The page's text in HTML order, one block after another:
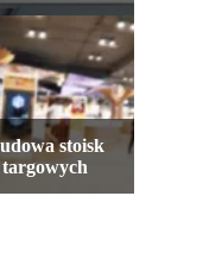
stoisk
targowych